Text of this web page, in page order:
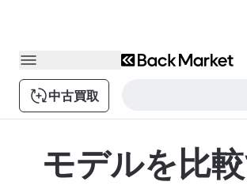
中古買取
モデルを比